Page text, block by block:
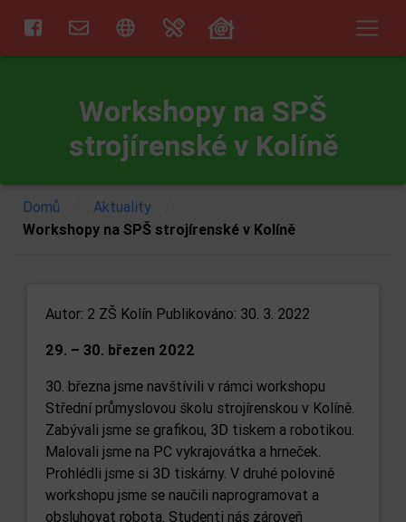
Workshopy na SPŠ
strojírenské v Kolíně
Domů Aktuality
Workshopy na SPŠ strojírenské v Kolíně
Autor: 2 ZŠ Kolín Publikováno: 30. 3. 2022
29. – 30. březen 2022
30. března jsme navštívili v rámci workshopu
Střední průmyslovou školu strojírenskou v Kolíně.
Zabývali jsme se grafikou, 3D tiskem a robotikou.
Malovali jsme na PC vykrajovátka a hrneček.
Prohlédli jsme si 3D tiskárny. V druhé polovině
workshopu jsme se naučili naprogramovat a
obsluhovat robota. Studenti nás zároveň